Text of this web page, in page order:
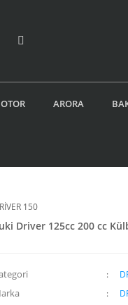
ARORA
150
Driver 125cc 200 cc